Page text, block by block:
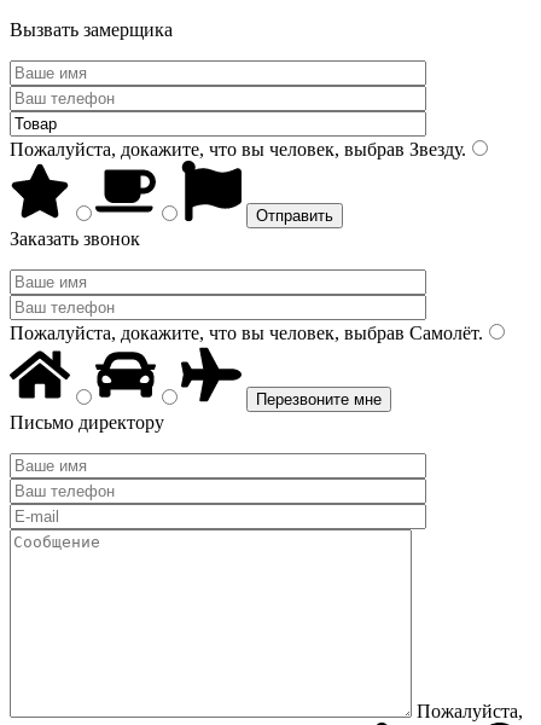
Вызвать замерщика
Пожалуйста, докажите, что вы человек, выбрав Звезду.
Заказать звонок
Пожалуйста, докажите, что вы человек, выбрав Самолёт.
Письмо директору
Пожалуйста,